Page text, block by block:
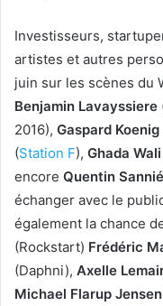
Investisseurs,
artistes et autres
juin sur les scènes du
Benjamin Lavayssiere
2016), Gaspard Koenig
(Station F), Ghada Wali
encore Quentin Sannié
échanger avec le
également la chance
(Rockstart) Frédéric
(Daphni), Axelle
Michael Flarup Jensen